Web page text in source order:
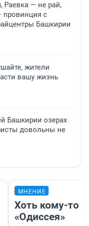
Раевка — не рай,
с
Башкирии
жители
вашу жизнь
Башкирии озерах
довольны не
МНЕНИЕ
Хоть кому-то
«Одиссея»